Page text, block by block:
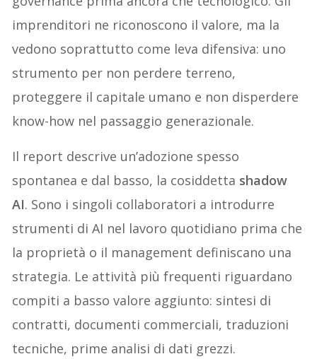
imprenditori ne riconoscono il valore, ma la
vedono soprattutto come leva difensiva: uno
strumento per non perdere terreno,
proteggere il capitale umano e non disperdere
know-how nel passaggio generazionale.
Il report descrive un’adozione spesso
spontanea e dal basso, la cosiddetta shadow
AI. Sono i singoli collaboratori a introdurre
strumenti di AI nel lavoro quotidiano prima che
la proprietà o il management definiscano una
strategia. Le attività più frequenti riguardano
compiti a basso valore aggiunto: sintesi di
contratti, documenti commerciali, traduzioni
tecniche, prime analisi di dati grezzi.